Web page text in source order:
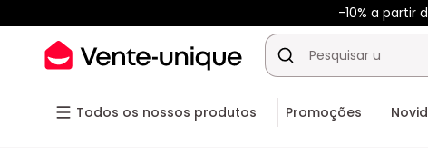
-10% a partir
Todos os nossos produtos Promoções